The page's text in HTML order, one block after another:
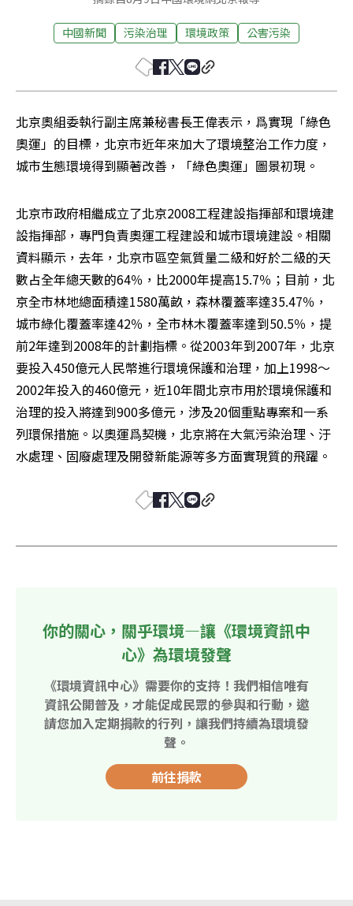
中國新聞 污染治理 環境政策 公害污染
北京奧組委執行副主席兼秘書長王偉表示，爲實現「綠色
奧運」的目標，北京市近年來加大了環境整治工作力度，
城市生態環境得到顯著改善，「綠色奧運」圖景初現。
北京市政府相繼成立了北京2008工程建設指揮部和環境建
設指揮部，專門負責奧運工程建設和城市環境建設。相關
資料顯示，去年，北京市區空氣質量二級和好於二級的天
數占全年總天數的64％，比2000年提高15.7％；目前，北
京全市林地總面積達1580萬畝，森林覆蓋率達35.47％，
城市綠化覆蓋率達42％，全市林木覆蓋率達到50.5％，提
前2年達到2008年的計劃指標。從2003年到2007年，北京
要投入450億元人民幣進行環境保護和治理，加上1998～
2002年投入的460億元，近10年間北京市用於環境保護和
治理的投入將達到900多億元，涉及20個重點專案和一系
列環保措施。以奧運爲契機，北京將在大氣污染治理、汙
水處理、固廢處理及開發新能源等多方面實現質的飛躍。
你的關心，關乎環境—讓《環境資訊中
心》為環境發聲
《環境資訊中心》需要你的支持！我們相信唯有
資訊公開普及，才能促成民眾的參與和行動，邀
請您加入定期捐款的行列，讓我們持續為環境發
聲。
前往捐款